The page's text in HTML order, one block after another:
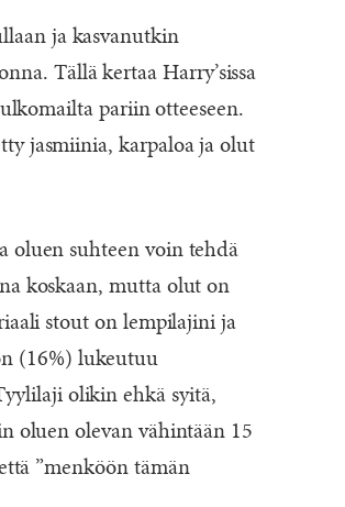
ja kasvanutkin
Tällä kertaa Harry’sissa
pariin otteeseen.
jasmiinia, karpaloa ja olut
oluen suhteen voin tehdä
koskaan, mutta olut on
stout on lempilajini ja
(16%) lukeutuu
olikin ehkä syitä,
oluen olevan vähintään 15
”menköön tämän